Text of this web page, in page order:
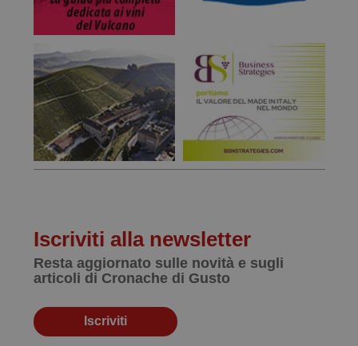
Iscriviti alla newsletter
Resta aggiornato sulle novità e sugli
articoli di Cronache di Gusto
Iscriviti